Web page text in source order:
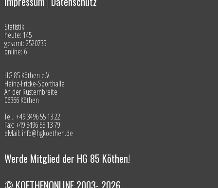
|
Statistik
heute: 145
gesamt: 2520735
online: 6
HG 85 Köthen e.V.
Heinz-Fricke-Sporthalle
An der Rüsternbreite
06366 Köthen
Tel.: +49 3496 55 13 22
Fax: +49 3496 55 13 79
eMail: info@hgkoethen.de
Werde Mitglied der HG 85 Köthen!
© KOETHENONLINE 2003- 2026